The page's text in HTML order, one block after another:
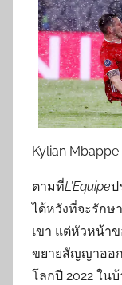
Kylian
ตามที่L’Equipeป
ได้หวังที่จะรักษ
เขา แต่หัวหน้า
ขยายสัญญาออก
โลกปี 2022 ใน